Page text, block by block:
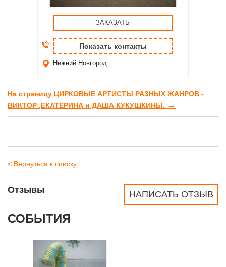
ЗАКАЗАТЬ
Показать контакты
Нижний Новгород
На страницу ЦИРКОВЫЕ АРТИСТЫ РАЗНЫХ ЖАНРОВ -
ВИКТОР ,ЕКАТЕРИНА и ДАША КУКУШКИНЫ. →
< Вернуться к списку
НАПИСАТЬ ОТЗЫВ
Отзывы
СОБЫТИЯ